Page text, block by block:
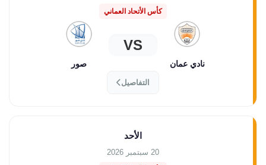
كأس الأتحاد العماني
نادي عمان
VS
صور
التفاصيل
الأحد
20 سبتمبر 2026